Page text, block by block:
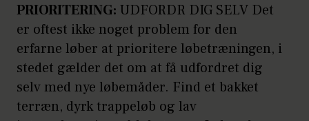
PRIORITERING: UDFORDR DIG SELV Det
er oftest ikke noget problem for den
erfarne løber at prioritere løbetræningen, i
stedet gælder det om at få udfordret dig
selv med nye løbemåder. Find et bakket
terræn, dyrk trappeløb og lav